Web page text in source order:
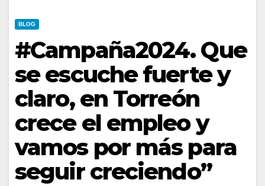
BLOG
#Campaña2024. Que
se escuche fuerte y
claro, en Torreón
crece el empleo y
vamos por más para
seguir creciendo”